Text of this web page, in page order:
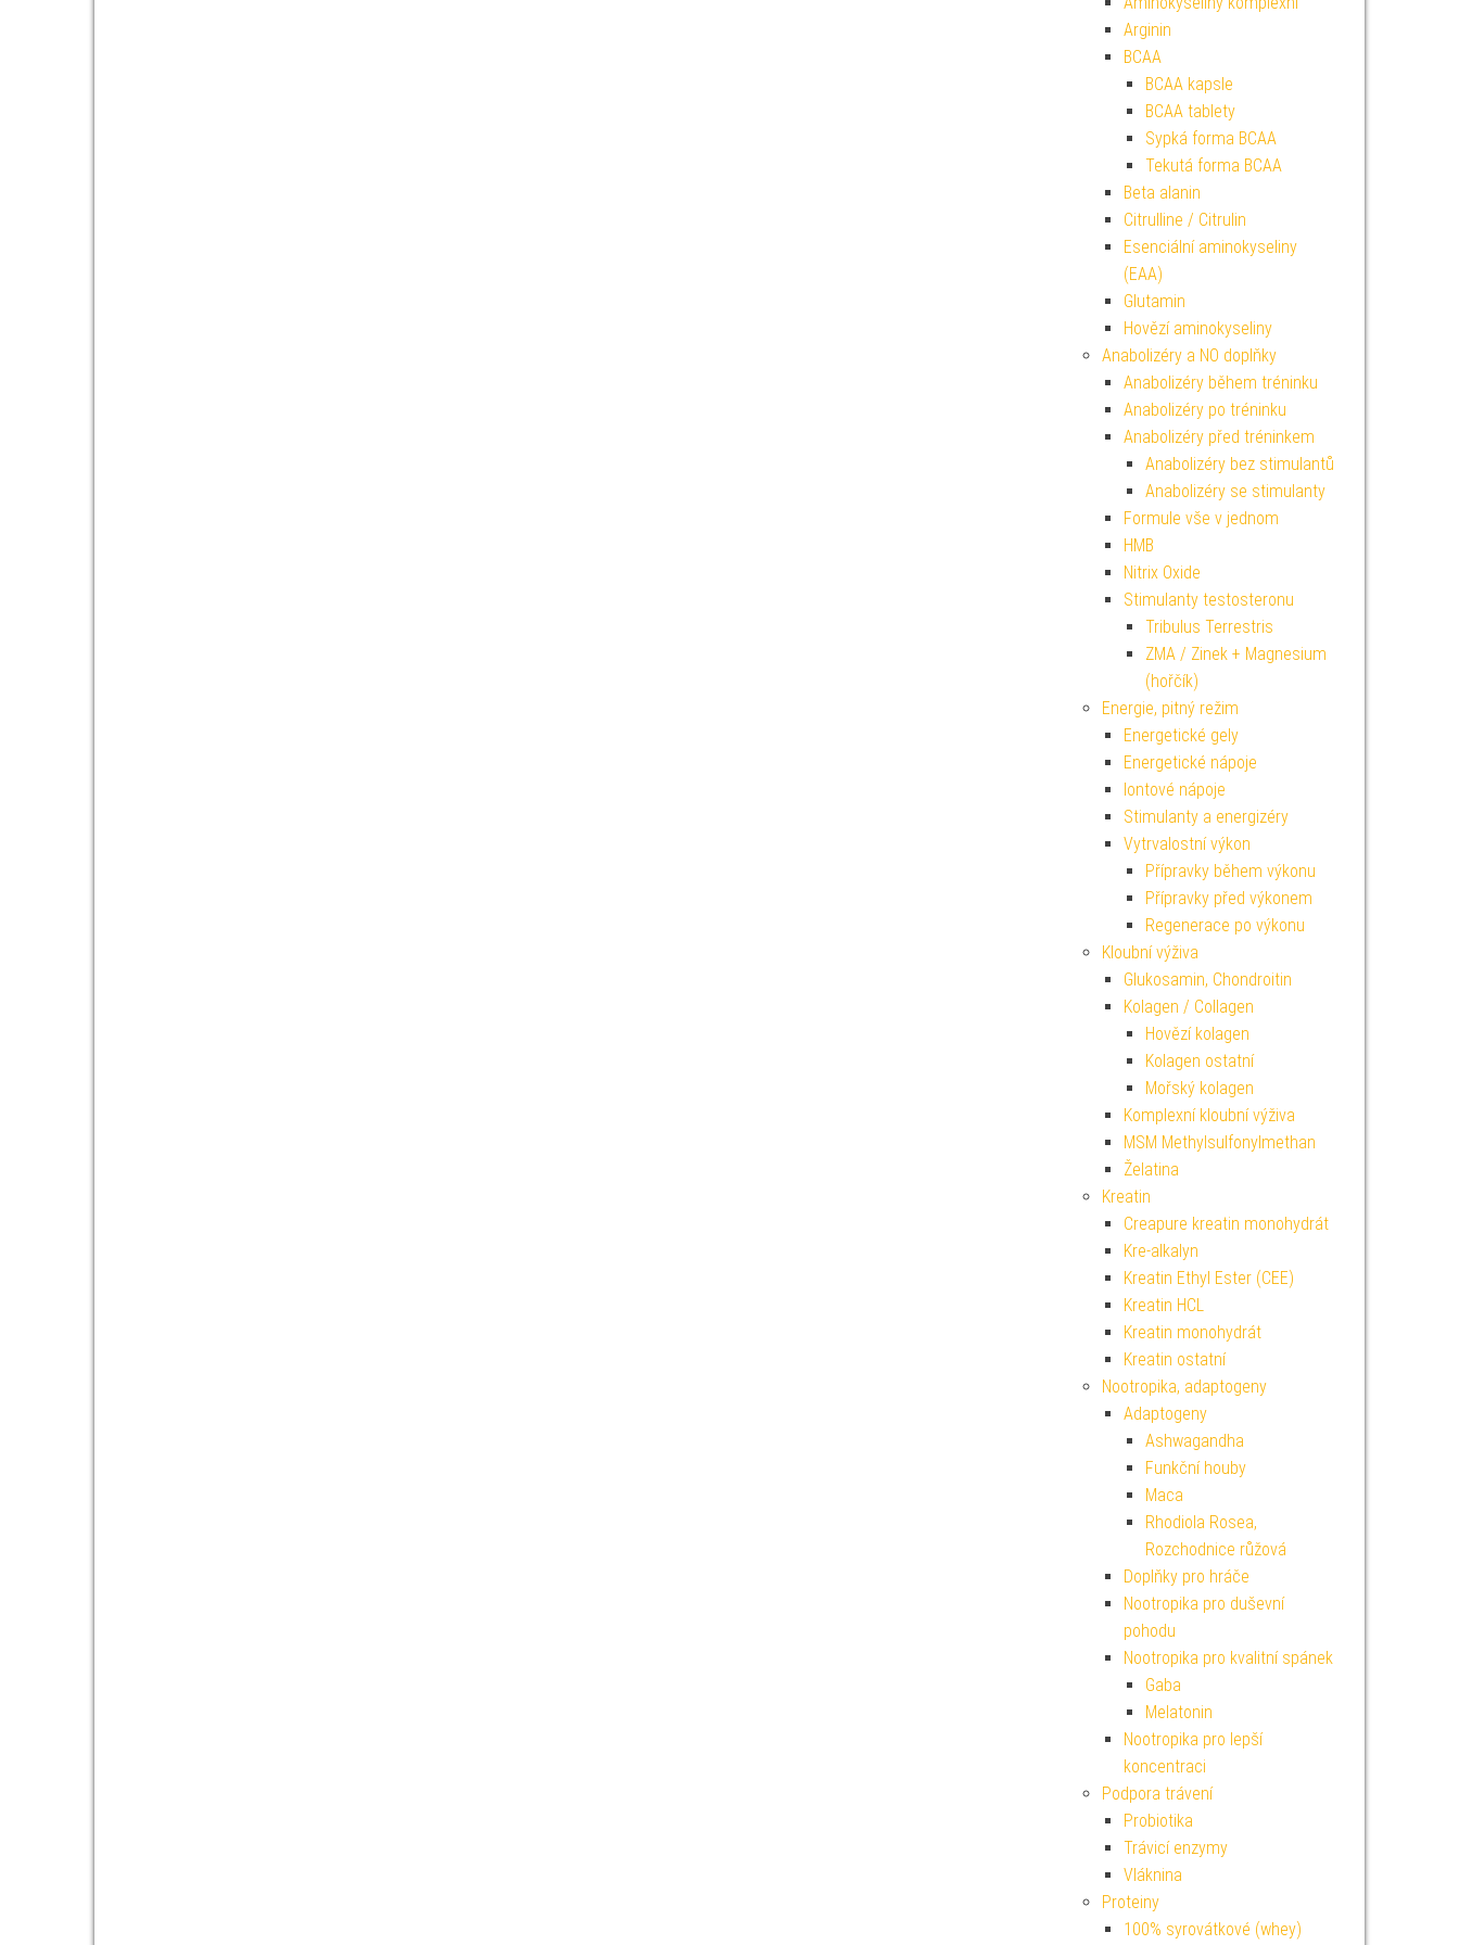
Arginin
BCAA
BCAA kapsle
BCAA tablety
Sypká forma BCAA
Tekutá forma BCAA
Beta alanin
Citrulline / Citrulin
Esenciální aminokyseliny
(EAA)
Glutamin
Hovězí aminokyseliny
Anabolizéry a NO doplňky
Anabolizéry během tréninku
Anabolizéry po tréninku
Anabolizéry před tréninkem
Anabolizéry bez stimulantů
Anabolizéry se stimulanty
Formule vše v jednom
HMB
Nitrix Oxide
Stimulanty testosteronu
Tribulus Terrestris
ZMA / Zinek + Magnesium
(hořčík)
Energie, pitný režim
Energetické gely
Energetické nápoje
Iontové nápoje
Stimulanty a energizéry
Vytrvalostní výkon
Přípravky během výkonu
Přípravky před výkonem
Regenerace po výkonu
Kloubní výživa
Glukosamin, Chondroitin
Kolagen / Collagen
Hovězí kolagen
Kolagen ostatní
Mořský kolagen
Komplexní kloubní výživa
MSM Methylsulfonylmethan
Želatina
Kreatin
Creapure kreatin monohydrát
Kre-alkalyn
Kreatin Ethyl Ester (CEE)
Kreatin HCL
Kreatin monohydrát
Kreatin ostatní
Nootropika, adaptogeny
Adaptogeny
Ashwagandha
Funkční houby
Maca
Rhodiola Rosea,
Rozchodnice růžová
Doplňky pro hráče
Nootropika pro duševní
pohodu
Nootropika pro kvalitní spánek
Gaba
Melatonin
Nootropika pro lepší
koncentraci
Podpora trávení
Probiotika
Trávicí enzymy
Vláknina
Proteiny
100% syrovátkové (whey)